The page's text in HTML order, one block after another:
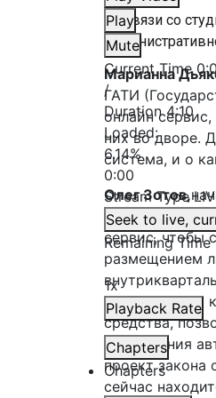
Play
Mute
Current Time
/
Duration4:10
Loaded:
6.14%
0:00
Stream Type
Seek to live,
Remaining Time
1x
Playback Rate
Chapters
Chapters
На связи со
Марианна
ГАТИ
онлайн
них во дворе.
система, и о
Олег Зотов,
Пока это ещё
сервис, чтобы
размещением
более точно и
средства,
размещения
проект закона
сейчас